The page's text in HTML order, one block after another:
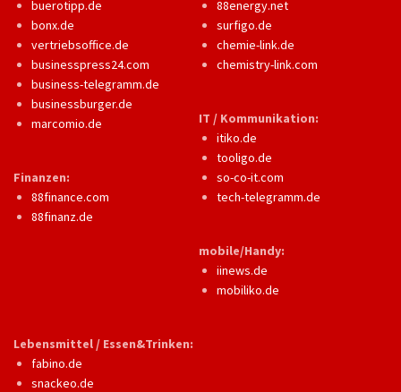
buerotipp.de
bonx.de
vertriebsoffice.de
businesspress24.com
business-telegramm.de
businessburger.de
marcomio.de
Finanzen:
88finance.com
88finanz.de
88energy.net
surfigo.de
chemie-link.de
chemistry-link.com
IT / Kommunikation:
itiko.de
tooligo.de
so-co-it.com
tech-telegramm.de
mobile/Handy:
iinews.de
mobiliko.de
Lebensmittel / Essen&Trinken:
fabino.de
snackeo.de